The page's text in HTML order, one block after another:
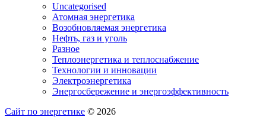
Uncategorised
Атомная энергетика
Возобновляемая энергетика
Нефть, газ и уголь
Разное
Теплоэнергетика и теплоснабжение
Технологии и инновации
Электроэнергетика
Энергосбережение и энергоэффективность
Сайт по энергетике © 2026